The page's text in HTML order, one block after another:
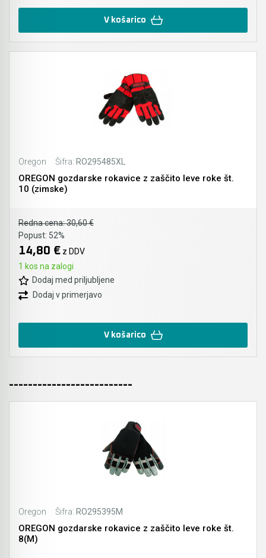
V košarico
Oregon Šifra: RO295485XL
OREGON gozdarske rokavice z zaščito leve roke št.
10 (zimske)
Redna cena:30,60 €
Popust: 52%
14,80 € z DDV
1 kos na zalogi
Dodaj med priljubljene
Dodaj v primerjavo
V košarico
--------------------------
Oregon Šifra: RO295395M
OREGON gozdarske rokavice z zaščito leve roke št.
8(M)